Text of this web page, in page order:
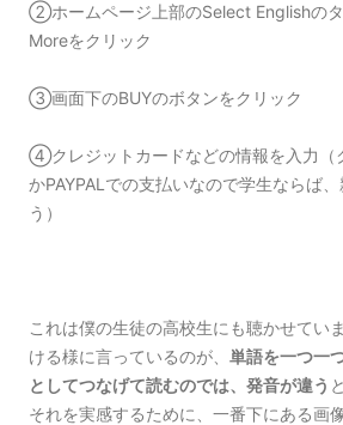
②ホームページ上部のSelect Englishの
Moreをクリック
③画面下のBUYのボタンをクリック
④クレジットカードなどの情報を入力（
かPAYPALでの支払いなので学生ならば
う）
これは僕の生徒の高校生にも聴かせてい
ける様に言っているのが、 単語を一つ一
としてつなげて読むのでは、発音が違う
それを実感するために、一番下にある画